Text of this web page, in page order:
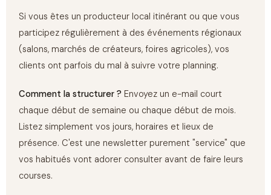
Si vous êtes un producteur local itinérant ou que vous
participez régulièrement à des événements régionaux
(salons, marchés de créateurs, foires agricoles), vos
clients ont parfois du mal à suivre votre planning.
Comment la structurer ? Envoyez un e-mail court
chaque début de semaine ou chaque début de mois.
Listez simplement vos jours, horaires et lieux de
présence. C'est une newsletter purement "service" que
vos habitués vont adorer consulter avant de faire leurs
courses.